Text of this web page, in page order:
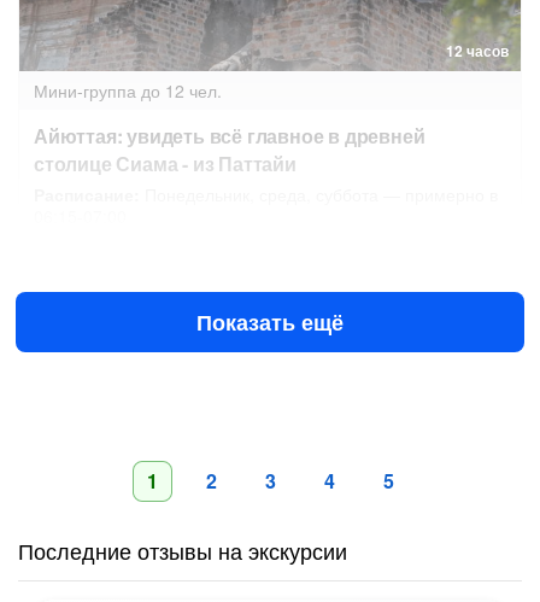
12 часов
Мини-группа до 12 чел.
Айюттая: увидеть всё главное в древней
столице Сиама - из Паттайи
2390 ฿ за человека
Показать ещё
1 2 3 4 5
Последние отзывы на экскурсии